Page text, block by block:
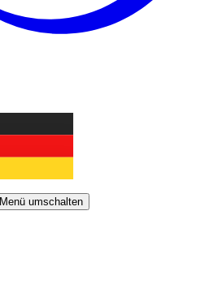
Menü umschalten